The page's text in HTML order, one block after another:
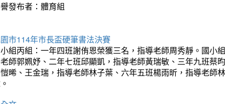
發布者：體育組
市114年市長盃硬筆書法決賽
組丙組：一年四班謝侑恩榮獲三名，指導老師周秀靜。國小
師郭姵妤、二年七班邱顯凱，指導老師黃瑞敏、三年九班蔡
晞、王金瑞，指導老師林子葉、六年五班楊雨昕，指導老師